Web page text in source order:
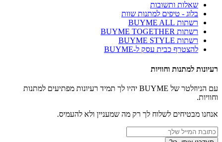
שאלות ותשובות
בלוג - טיפים למתנות שוות
רשתות BUYME ALL
רשתות BUYME TOGETHER
רשתות BUYME STYLE
להצטרף כבית עסק ל-BUYME
רעיונות למתנות וחוויות
עם הניוזלטר של BUYME יהיו לך תמיד רעיונות מפתיעים למתנות
וחוויות.
אנחנו מבטיחים לשלוח לך רק מה שמעניין ולא להעמיס.